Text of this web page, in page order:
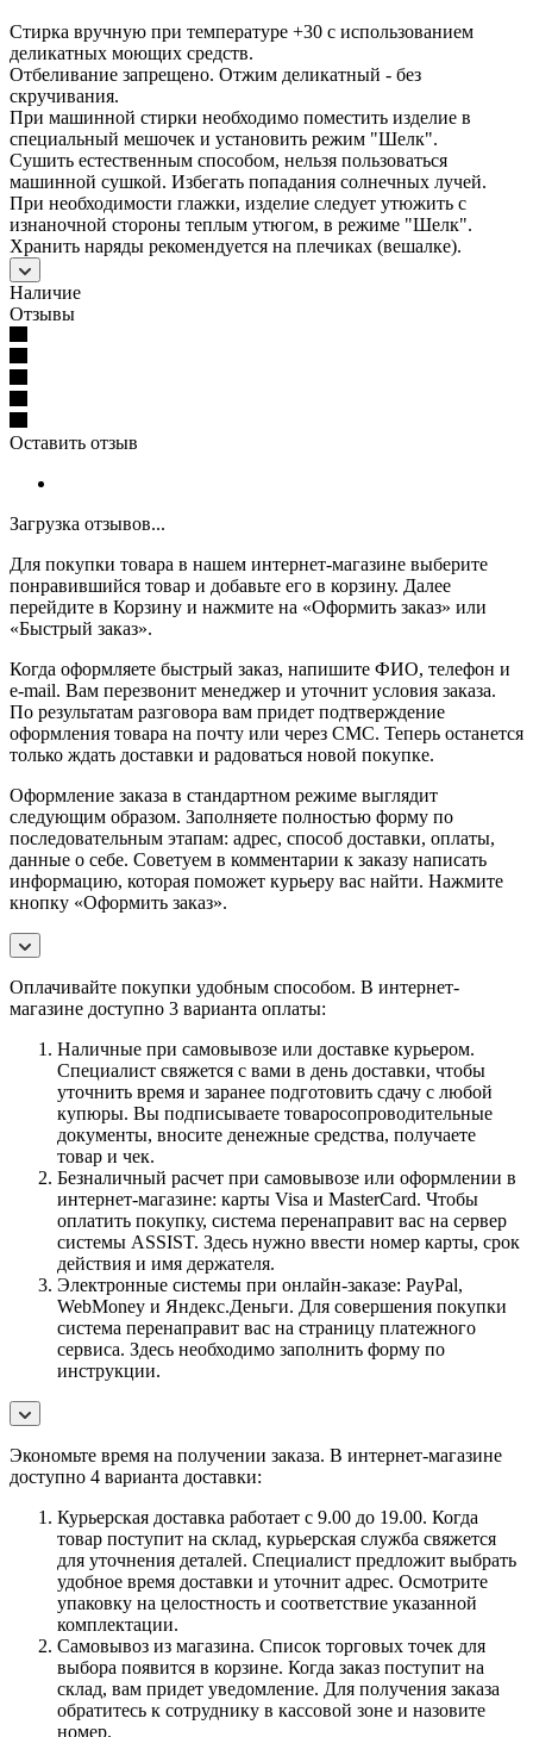
Стирка вручную при температуре +30 с использованием
деликатных моющих средств.
Отбеливание запрещено. Отжим деликатный - без
скручивания.
При машинной стирки необходимо поместить изделие в
специальный мешочек и установить режим "Шелк".
Сушить естественным способом, нельзя пользоваться
машинной сушкой. Избегать попадания солнечных лучей.
При необходимости глажки, изделие следует утюжить с
изнаночной стороны теплым утюгом, в режиме "Шелк".
Хранить наряды рекомендуется на плечиках (вешалке).
Наличие
Отзывы
Оставить отзыв
Загрузка отзывов...
Для покупки товара в нашем интернет-магазине выберите
понравившийся товар и добавьте его в корзину. Далее
перейдите в Корзину и нажмите на «Оформить заказ» или
«Быстрый заказ».
Когда оформляете быстрый заказ, напишите ФИО, телефон и
e-mail. Вам перезвонит менеджер и уточнит условия заказа.
По результатам разговора вам придет подтверждение
оформления товара на почту или через СМС. Теперь останется
только ждать доставки и радоваться новой покупке.
Оформление заказа в стандартном режиме выглядит
следующим образом. Заполняете полностью форму по
последовательным этапам: адрес, способ доставки, оплаты,
данные о себе. Советуем в комментарии к заказу написать
информацию, которая поможет курьеру вас найти. Нажмите
кнопку «Оформить заказ».
Оплачивайте покупки удобным способом. В интернет-
магазине доступно 3 варианта оплаты:
Наличные при самовывозе или доставке курьером.
Специалист свяжется с вами в день доставки, чтобы
уточнить время и заранее подготовить сдачу с любой
купюры. Вы подписываете товаросопроводительные
документы, вносите денежные средства, получаете
товар и чек.
Безналичный расчет при самовывозе или оформлении в
интернет-магазине: карты Visa и MasterCard. Чтобы
оплатить покупку, система перенаправит вас на сервер
системы ASSIST. Здесь нужно ввести номер карты, срок
действия и имя держателя.
Электронные системы при онлайн-заказе: PayPal,
WebMoney и Яндекс.Деньги. Для совершения покупки
система перенаправит вас на страницу платежного
сервиса. Здесь необходимо заполнить форму по
инструкции.
Экономьте время на получении заказа. В интернет-магазине
доступно 4 варианта доставки:
Курьерская доставка работает с 9.00 до 19.00. Когда
товар поступит на склад, курьерская служба свяжется
для уточнения деталей. Специалист предложит выбрать
удобное время доставки и уточнит адрес. Осмотрите
упаковку на целостность и соответствие указанной
комплектации.
Самовывоз из магазина. Список торговых точек для
выбора появится в корзине. Когда заказ поступит на
склад, вам придет уведомление. Для получения заказа
обратитесь к сотруднику в кассовой зоне и назовите
номер.